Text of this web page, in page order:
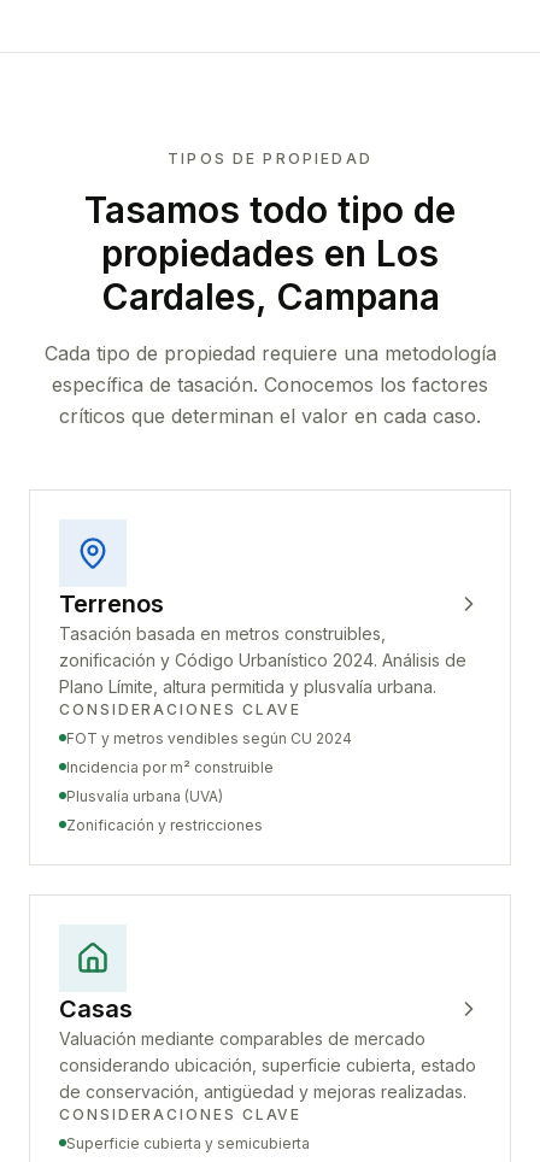
TIPOS DE PROPIEDAD
Tasamos todo tipo de
propiedades en Los
Cardales, Campana
Cada tipo de propiedad requiere una metodología
específica de tasación. Conocemos los factores
críticos que determinan el valor en cada caso.
Terrenos
Tasación basada en metros construibles,
zonificación y Código Urbanístico 2024. Análisis de
Plano Límite, altura permitida y plusvalía urbana.
CONSIDERACIONES CLAVE
FOT y metros vendibles según CU 2024
Incidencia por m² construible
Plusvalía urbana (UVA)
Zonificación y restricciones
Casas
Valuación mediante comparables de mercado
considerando ubicación, superficie cubierta, estado
de conservación, antigüedad y mejoras realizadas.
CONSIDERACIONES CLAVE
Superficie cubierta y semicubierta